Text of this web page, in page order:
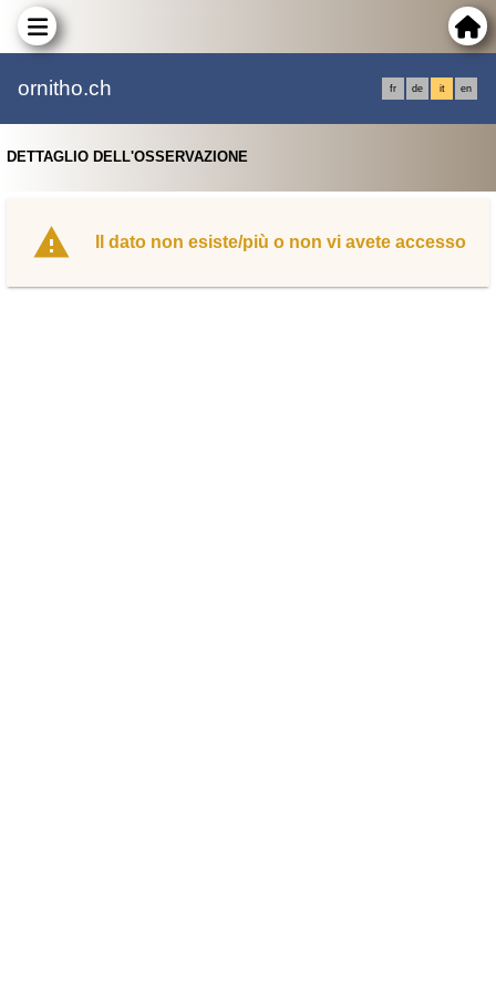
ornitho.ch fr de it en
DETTAGLIO DELL'OSSERVAZIONE
Il dato non esiste/più o non vi avete accesso